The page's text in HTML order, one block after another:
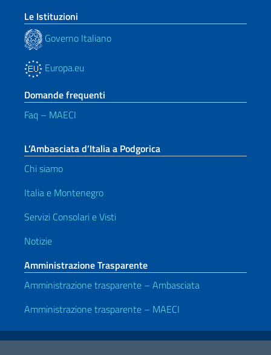
Le Istituzioni
Governo Italiano
Europa.eu
Domande frequenti
Faq – MAECI
L’Ambasciata d’Italia a Podgorica
Chi siamo
Italia e Montenegro
Servizi Consolari e Visti
Notizie
Amministrazione Trasparente
Amministrazione trasparente – Ambasciata
Amministrazione trasparente – MAECI
Link Utili